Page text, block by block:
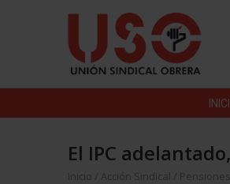
El IPC
Inicio Acción Sindical Pensiones